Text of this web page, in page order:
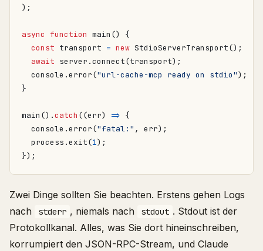
);
async function main() {
const transport = new StdioServerTransport();
await server .connect(transport);
console .error("url-cache-mcp ready on stdio");
}
main ().catch ((err) => {
console .error("fatal:" , err);
process .exit(1);
});
Zwei Dinge sollten Sie beachten. Erstens gehen Logs
nach
stderr , niemals nach stdout . Stdout ist der
Protokollkanal. Alles, was Sie dort hineinschreiben,
korrumpiert den JSON-RPC-Stream, und Claude